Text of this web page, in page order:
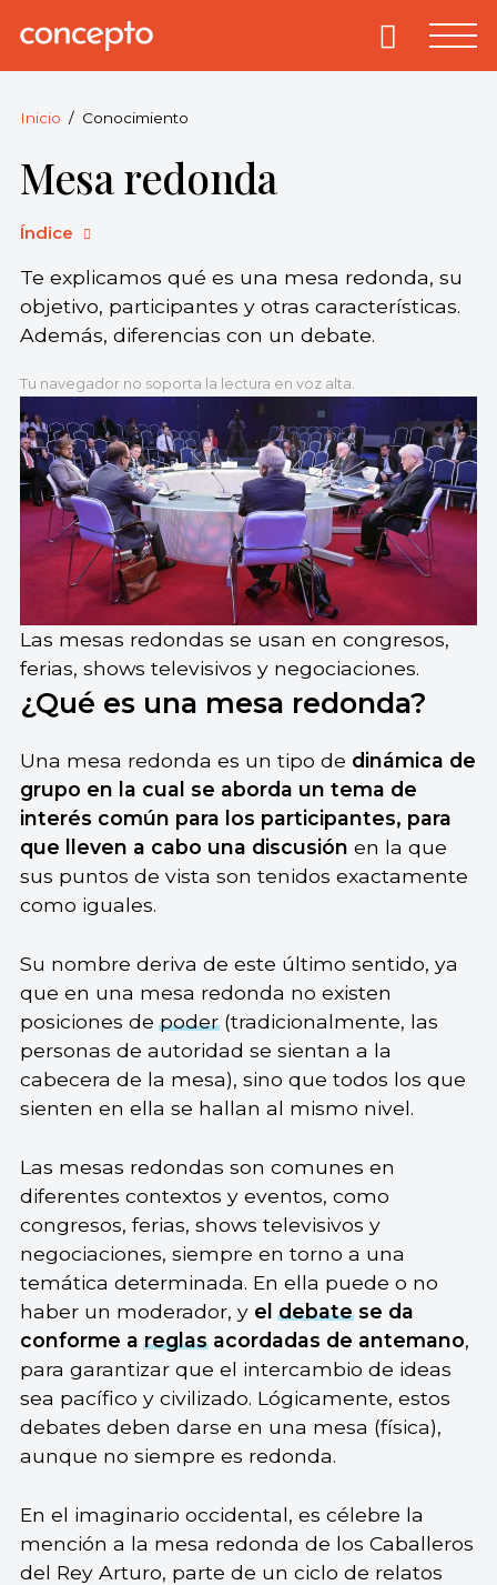
Concepto.
derechos
reservados.
Primary
Inicio Conocimiento
Mesa redonda
Índice
Te explicamos qué es una mesa redonda, su
objetivo, participantes y otras características.
Además, diferencias con un debate.
Tu navegador no soporta la lectura en voz alta.
Las mesas redondas se usan en congresos,
ferias, shows televisivos y negociaciones.
¿Qué es una mesa redonda?
Una mesa redonda es un tipo de dinámica de
grupo en la cual se aborda un tema de
interés común para los participantes, para
que lleven a cabo una discusión en la que
sus puntos de vista son tenidos exactamente
como iguales.
Su nombre deriva de este último sentido, ya
que en una mesa redonda no existen
posiciones depoder(tradicionalmente, las
personas de autoridad se sientan a la
cabecera de la mesa), sino que todos los que
sienten en ella se hallan al mismo nivel.
Las mesas redondas son comunes en
diferentes contextos y eventos, como
congresos, ferias, shows televisivos y
negociaciones, siempre en torno a una
temática determinada. En ella puede o no
haber un moderador, y eldebatese da
conforme areglasacordadas de antemano,
para garantizar que el intercambio de ideas
sea pacífico y civilizado. Lógicamente, estos
debates deben darse en una mesa (física),
aunque no siempre es redonda.
En el imaginario occidental, es célebre la
mención a la mesa redonda de los Caballeros
del Rey Arturo, parte de un ciclo de relatos